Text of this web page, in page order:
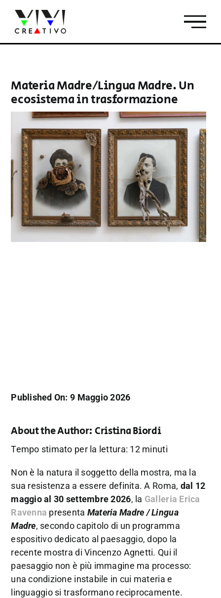
contenuto
Materia Madre/Lingua Madre. Un
ecosistema in trasformazione
Published On: 9 Maggio 2026
About the Author: Cristina Biordi
Tempo stimato per la lettura: 12 minuti
Non è la natura il soggetto della mostra, ma la
sua resistenza a essere definita. A Roma, dal 12
maggio al 30 settembre 2026, la Galleria Erica
Ravenna presenta Materia Madre / Lingua
Madre, secondo capitolo di un programma
espositivo dedicato al paesaggio, dopo la
recente mostra diVincenzo Agnetti. Qui il
paesaggio non è più immagine ma processo:
una condizione instabile in cui materia e
linguaggio si trasformano reciprocamente.